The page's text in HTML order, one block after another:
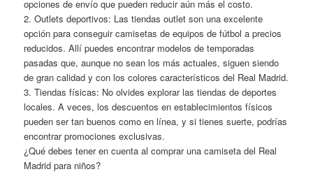
opciones de envío que pueden reducir aún más el costo.
2. Outlets deportivos: Las tiendas outlet son una excelente
opción para conseguir camisetas de equipos de fútbol a precios
reducidos. Allí puedes encontrar modelos de temporadas
pasadas que, aunque no sean los más actuales, siguen siendo
de gran calidad y con los colores característicos del Real Madrid.
3. Tiendas físicas: No olvides explorar las tiendas de deportes
locales. A veces, los descuentos en establecimientos físicos
pueden ser tan buenos como en línea, y si tienes suerte, podrías
encontrar promociones exclusivas.
¿Qué debes tener en cuenta al comprar una camiseta del Real
Madrid para niños?